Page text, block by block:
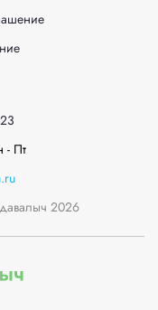
- Пт
2026